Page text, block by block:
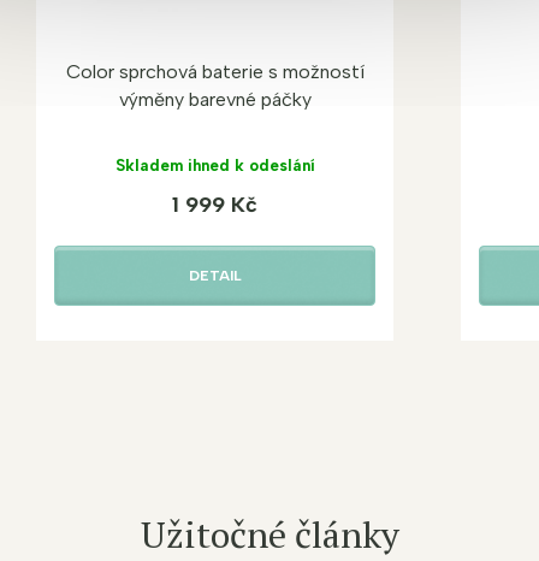
Color sprchová baterie s možností
výměny barevné páčky
Skladem ihned k odeslání
1 999 Kč
DETAIL
Užitočné články